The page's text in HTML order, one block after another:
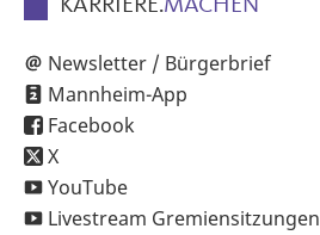
KARRIERE.MACHEN
Newsletter / Bürgerbrief
Mannheim-App
Facebook
X
YouTube
Livestream Gremiensitzungen